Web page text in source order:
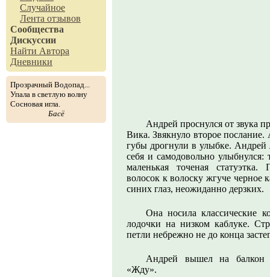
Случайное
Лента отзывов
Сообщества
Дискуссии
Найти Автора
Дневники
Прозрачный Водопад...
Упала в светлую волну
Сосновая игла.
Басё
Андрей проснулся от звука
Вика. Звякнуло второе
губы дрогнули в улыбке.
себя и самодовольно
маленькая точеная статуэтка.
волосок к волоску жгуче черное
синих глаз, неожиданно дерзких.
Она носила классические
лодочки на низком каблуке.
петли небрежно не до конца
Андрей вышел на балкон
«Жду».